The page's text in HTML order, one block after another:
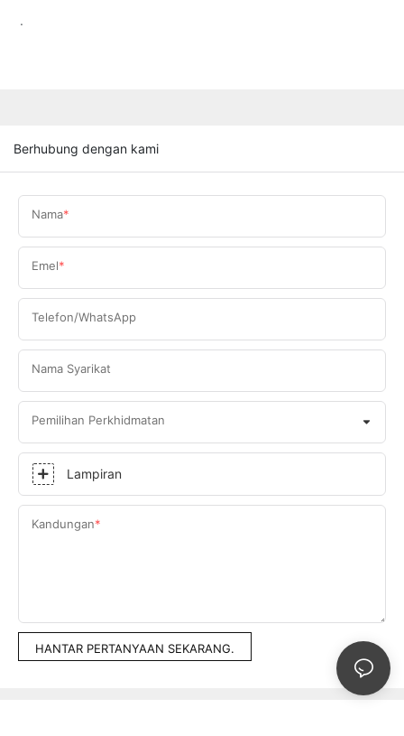
.
Berhubung dengan kami
Nama
Emel
Telefon/WhatsApp
Nama Syarikat
Pemilihan Perkhidmatan
Lampiran
Kandungan
HANTAR PERTANYAAN SEKARANG.